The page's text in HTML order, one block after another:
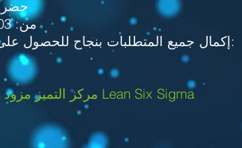
حضر 85 ساعة تدريبية خلال
من: 03 سبتمبر إلى 05 نوفمبر 2022
& إكمال جميع المتطلبات بنجاح للحصول على الشهادة على النحو التالي:
مركز التميز مزود تدريب معتمد من قبل مجلس Lean Six Sigma